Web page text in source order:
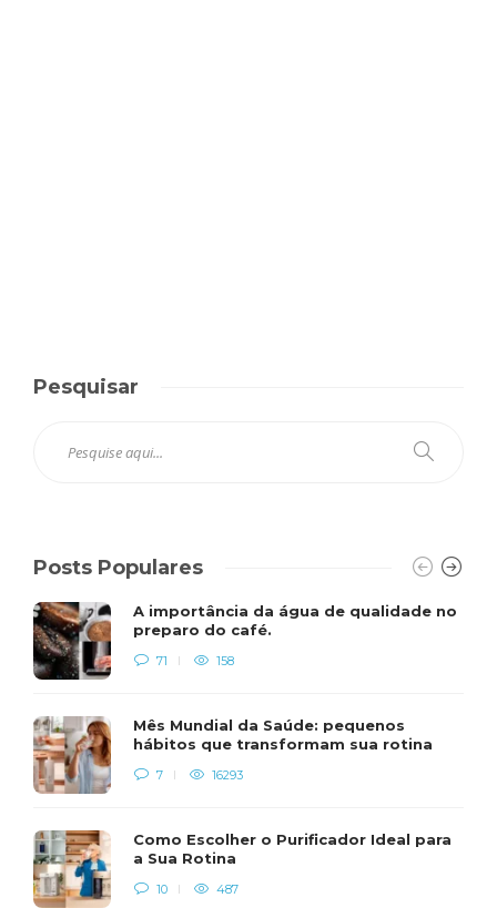
Pesquisar
Posts Populares
A importância da água de qualidade no
preparo do café.
71 158
Mês Mundial da Saúde: pequenos
hábitos que transformam sua rotina
7 16293
Como Escolher o Purificador Ideal para
a Sua Rotina
10 487